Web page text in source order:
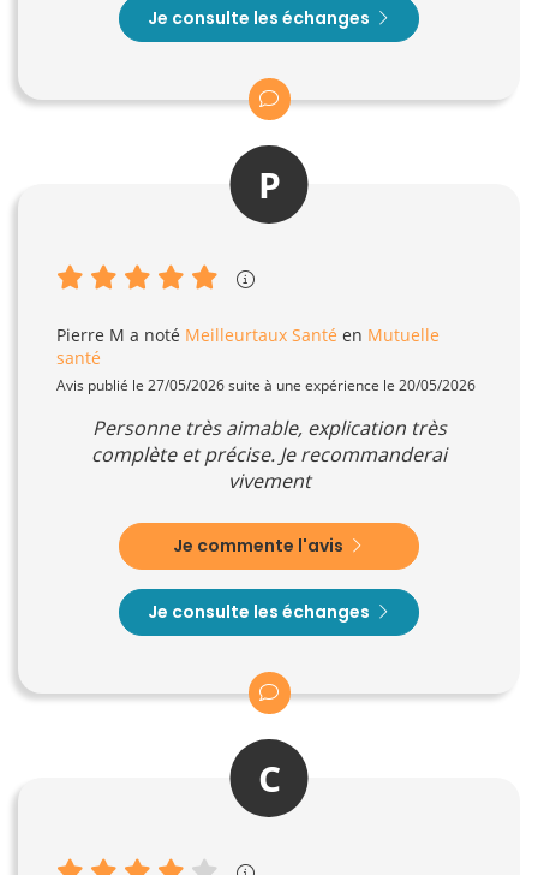
Je consulte les échanges
P
Pierre M a noté Meilleurtaux Santé en Mutuelle
santé
Avis publié le 27/05/2026 suite à une expérience le 20/05/2026
Personne très aimable, explication très
complète et précise. Je recommanderai
vivement
Je commente l'avis
Je consulte les échanges
C